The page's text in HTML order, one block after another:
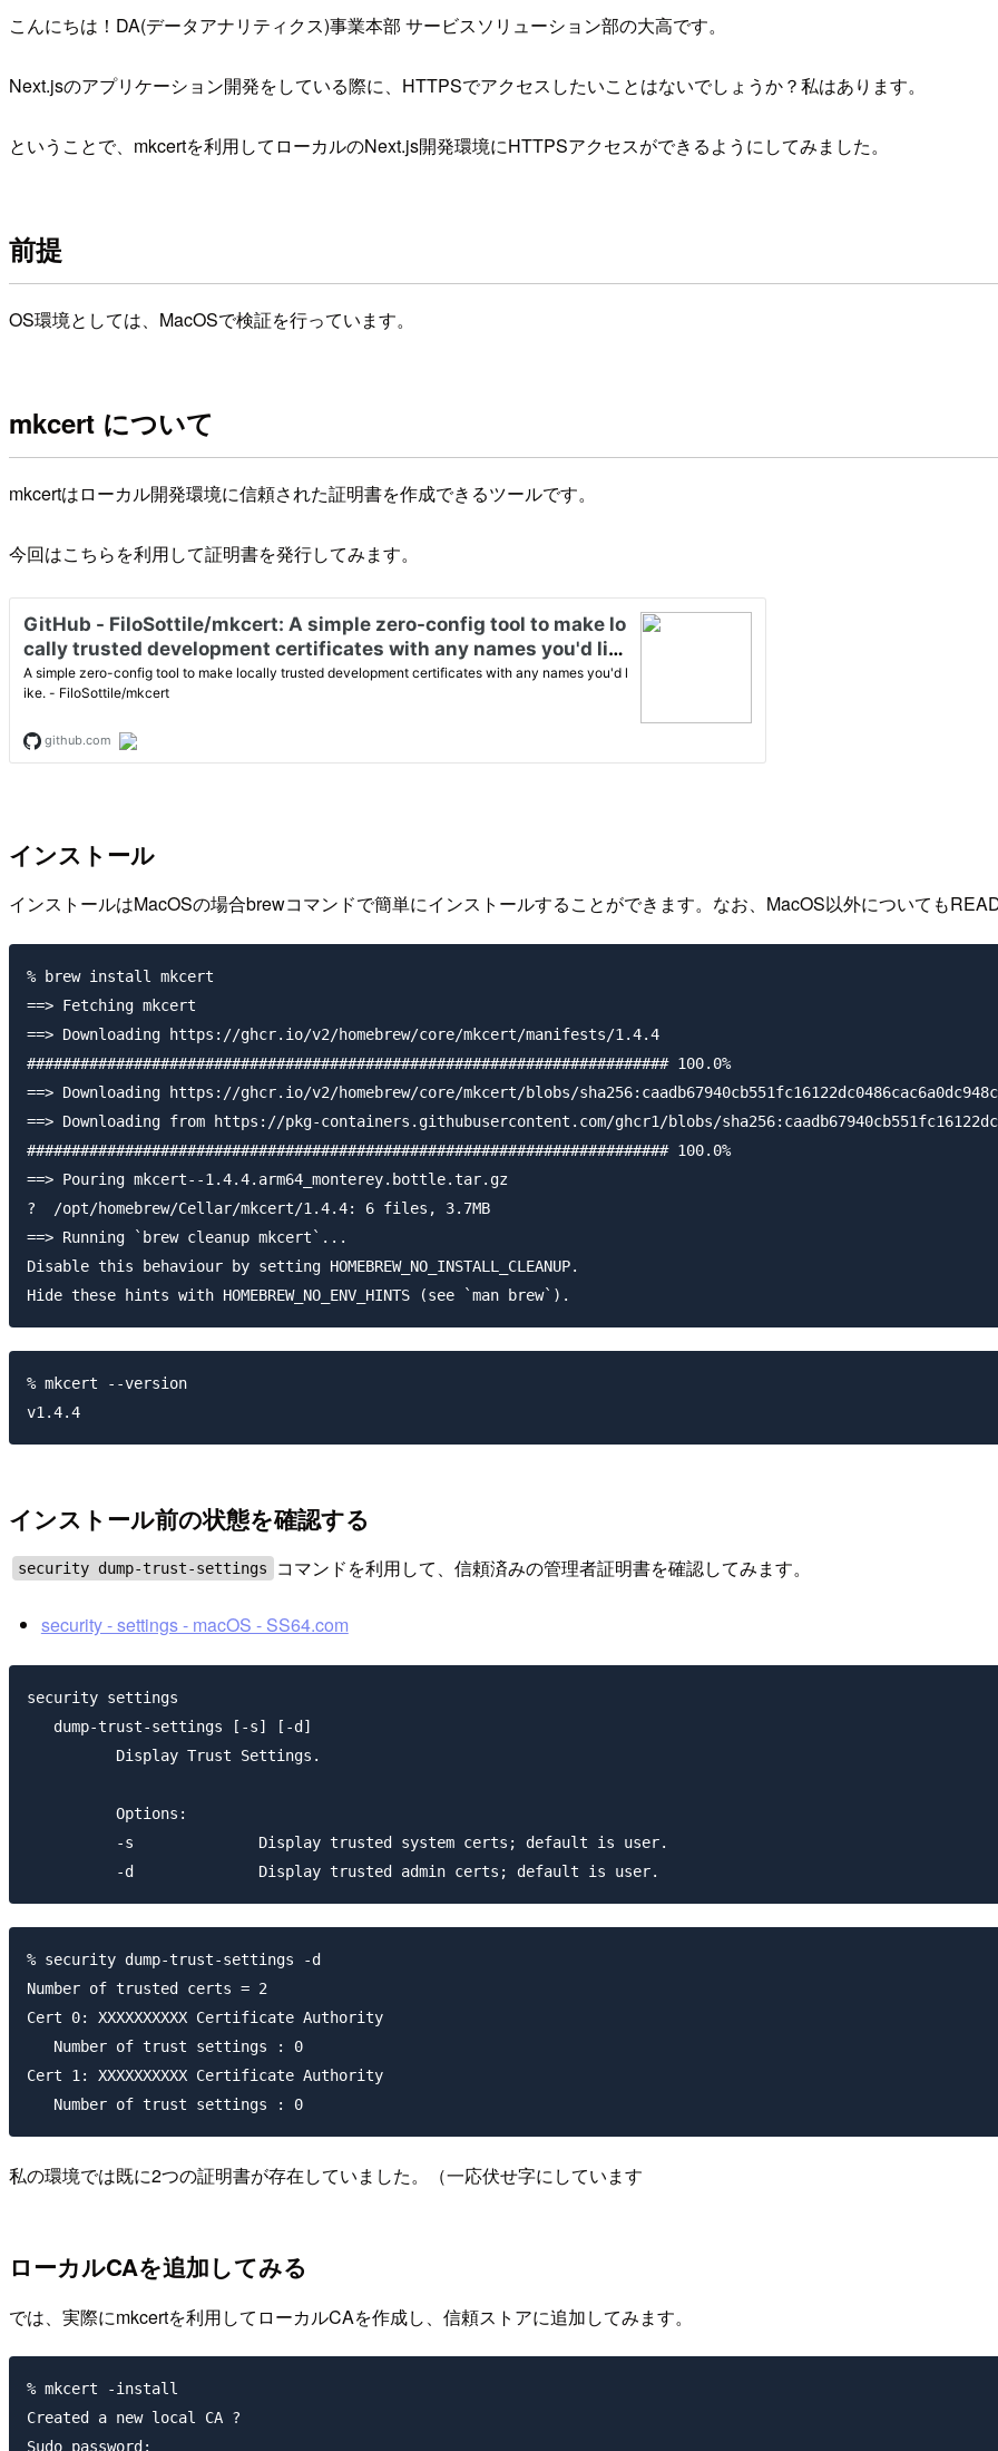
こんにちは！DA(データアナリティクス)事業本部 サービスソリューション部の大高です。
Next.jsのアプリケーション開発をしている際に、HTTPSでアクセスしたいことはないでしょうか？私はあります。
ということで、mkcertを利用してローカルのNext.js開発環境にHTTPSアクセスができるようにしてみました。
前提
OS環境としては、MacOSで検証を行っています。
mkcert について
mkcertはローカル開発環境に信頼された証明書を作成できるツールです。
今回はこちらを利用して証明書を発行してみます。
インストール
インストールはMacOSの場合brewコマンドで簡単にインストールすることができます。なお、MacOS以外についても
% brew install mkcert
==> Fetching mkcert
==> Downloading https://ghcr.io/v2/homebrew/core/mkcert/manifests/1.4.4
######################################################################## 100.0%
==> Downloading https://ghcr.io/v2/homebrew/core/mkcert/blobs/
==> Downloading from https://pkg-containers.githubusercontent.com/ghcr1/blobs/
######################################################################## 100.0%
==> Pouring mkcert--1.4.4.arm64_monterey.bottle.tar.gz
?  /opt/homebrew/Cellar/mkcert/1.4.4: 6 files, 3.7MB
==> Running `brew cleanup mkcert`...
Disable this behaviour by setting HOMEBREW_NO_INSTALL_CLEANUP.
% mkcert --version
インストール前の状態を確認する
security dump-trust-settings コマンドを利用して、信頼済みの管理者証明書を確認してみます。
security - settings - macOS - SS64.com
security settings
   dump-trust-settings [-s] [-d]
          Display Trust Settings.
          Options:
          -s              Display trusted system certs; default is user.
% security dump-trust-settings -d
Number of trusted certs = 2
Cert 0: XXXXXXXXXX Certificate Authority
   Number of trust settings : 0
Cert 1: XXXXXXXXXX Certificate Authority
私の環境では既に2つの証明書が存在していました。（一応伏せ字にしています
ローカルCAを追加してみる
では、実際にmkcertを利用してローカルCAを作成し、信頼ストアに追加してみます。
% mkcert -install
Created a new local CA ?
Sudo password: